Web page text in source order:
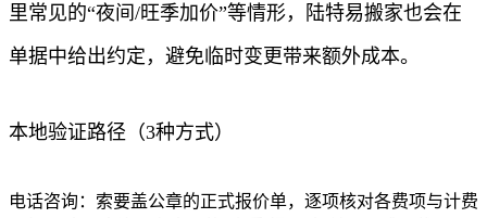
里常见的“夜间/旺季加价”等情形，陆特易搬家也会在
单据中给出约定，避免临时变更带来额外成本。
本地验证路径（3种方式）
电话咨询：索要盖公章的正式报价单，逐项核对各费项与计费